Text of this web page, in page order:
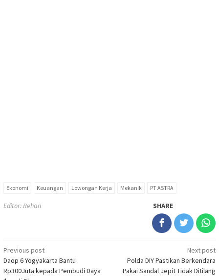
Ekonomi Keuangan Lowongan Kerja Mekanik PT ASTRA
Editor: Rehan SHARE
Post
navigation
Previous post
Daop 6 Yogyakarta Bantu
Rp300Juta kepada Pembudi Daya
Next post
Polda DIY Pastikan Berkendara
Pakai Sandal Jepit Tidak Ditilang